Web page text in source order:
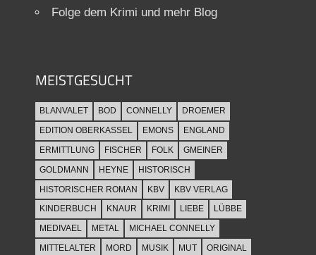
Folge dem Krimi und mehr Blog
MEISTGESUCHT
BLANVALET BOD CONNELLY
DROEMER
EDITION OBERKASSEL
EMONS
ENGLAND
ERMITTLUNG
FISCHER FOLK
GMEINER
GOLDMANN
HEYNE
HISTORISCH
HISTORISCHER ROMAN
KBV
KBV VERLAG
KINDERBUCH
KNAUR KRIMI LIEBE
LÜBBE
MEDIVAEL
METAL
MICHAEL CONNELLY
MITTELALTER
MORD MUSIK MUT
ORIGINAL